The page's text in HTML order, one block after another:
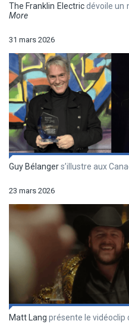
The Franklin Electricdévoile un
More
31 mars 2026
Guy Bélangers’illustre aux
23 mars 2026
Matt Lang présente le vidéoclip